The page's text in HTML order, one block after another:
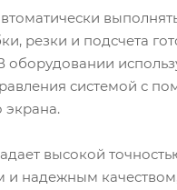
резки и подсчета
оборудовании
системой с
экрана.
высокой
и надежным